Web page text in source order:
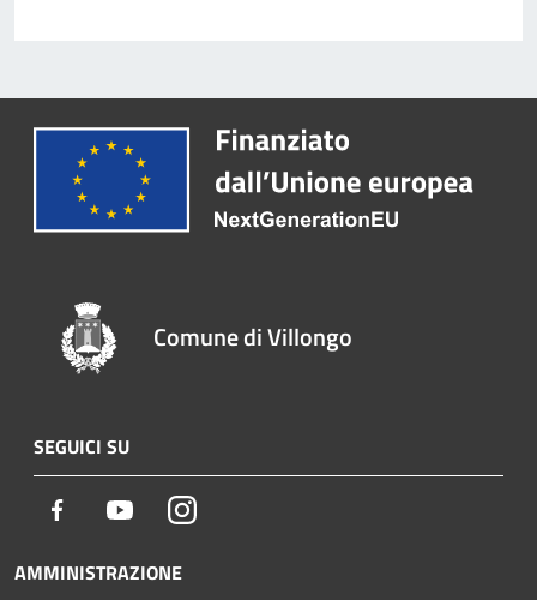
Comune di Villongo
SEGUICI SU
Facebook YoutubeInstagram
AMMINISTRAZIONE